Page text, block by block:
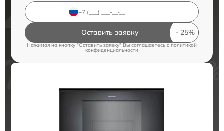
Оставить заявку
Нажимая на кнопку "Оставить заявку" Вы соглашаетесь c политикой
конфиденциальности